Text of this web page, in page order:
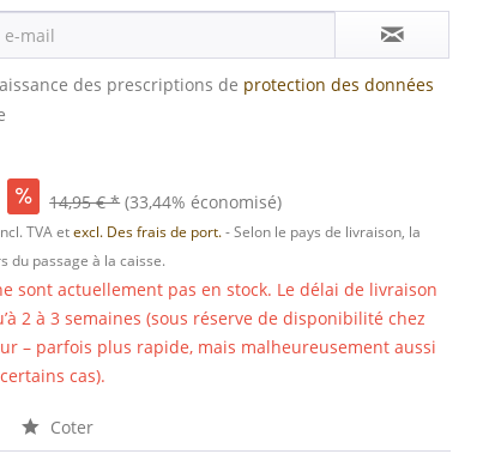
des prescriptions de protection des données
14,95 € * (33,44% économisé)
TVA etexcl. Des frais de port.- Selon le pays de livraison, la
du passage à la caisse.
sont actuellement pas en stock. Le délai de livraison
2 à 3 semaines (sous réserve de disponibilité chez
– parfois plus rapide, mais malheureusement aussi
cas).
Coter